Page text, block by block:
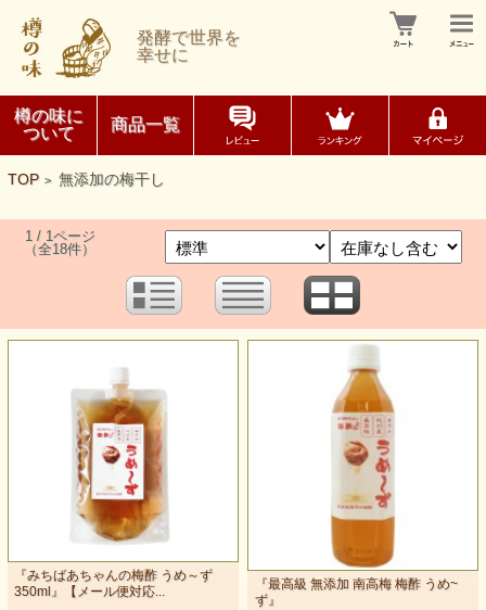
発酵で世界を
幸せに
樽の味に
ついて
商品一覧
TOP > 無添加の梅干し
1 / 1ページ
（全18件）
『みちばあちゃんの梅酢 うめ～ず
350ml』【メール便対応...
『最高級 無添加 南高梅 梅酢 うめ~
ず』